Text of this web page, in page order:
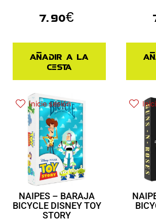
7.90€
Añadir a la
cesta
Inicie sesión
NAIPES – BARAJA
BICYCLE DISNEY TOY
STORY